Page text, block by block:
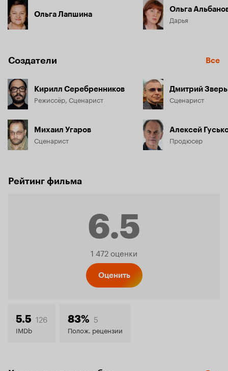
Ольга Лапшина
Ольга
Дарья
Создатели Все
Кирилл Серебренников
Режиссёр, Сценарист
Михаил Угаров
Сценарист
Дмитрий
Сценарист
Алексей
Продюсер
Рейтинг фильма
6.5
Рейтинг
6.5
1 472 оценки
Оценить
5.5 126
IMDb
83% 5
Полож. рецензии